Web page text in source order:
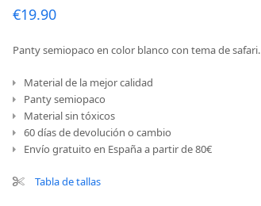
€19.90
Panty semiopaco en color blanco con tema de safari.
Material de la mejor calidad
Panty semiopaco
Material sin tóxicos
60 días de devolución o cambio
Envío gratuito en España a partir de 80€
Tabla de tallas